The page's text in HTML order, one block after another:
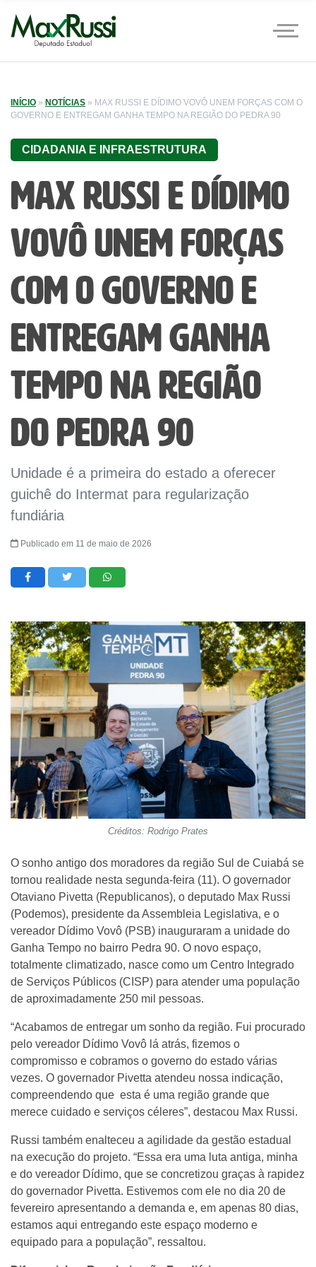
INÍCIO » NOTÍCIAS » MAX RUSSI E DÍDIMO VOVÔ UNEM FORÇAS COM O
GOVERNO E ENTREGAM GANHA TEMPO NA REGIÃO DO PEDRA 90
CIDADANIA E INFRAESTRUTURA
Max Russi e Dídimo
Vovô unem forças
com o governo e
entregam Ganha
Tempo na região
do Pedra 90
Unidade é a primeira do estado a oferecer
guichê do Intermat para regularização
fundiária
Publicado em 11 de maio de 2026
Créditos: Rodrigo Prates
O sonho antigo dos moradores da região Sul de Cuiabá se
tornou realidade nesta segunda-feira (11). O governador
Otaviano Pivetta (Republicanos), o deputado Max Russi
(Podemos), presidente da Assembleia Legislativa, e o
vereador Dídimo Vovô (PSB) inauguraram a unidade do
Ganha Tempo no bairro Pedra 90. O novo espaço,
totalmente climatizado, nasce como um Centro Integrado
de Serviços Públicos (CISP) para atender uma população
de aproximadamente 250 mil pessoas.
“Acabamos de entregar um sonho da região. Fui procurado
pelo vereador Dídimo Vovô lá atrás, fizemos o
compromisso e cobramos o governo do estado várias
vezes. O governador Pivetta atendeu nossa indicação,
compreendendo que esta é uma região grande que
merece cuidado e serviços céleres”, destacou Max Russi.
Russi também enalteceu a agilidade da gestão estadual
na execução do projeto. “Essa era uma luta antiga, minha
e do vereador Dídimo, que se concretizou graças à rapidez
do governador Pivetta. Estivemos com ele no dia 20 de
fevereiro apresentando a demanda e, em apenas 80 dias,
estamos aqui entregando este espaço moderno e
equipado para a população”, ressaltou.